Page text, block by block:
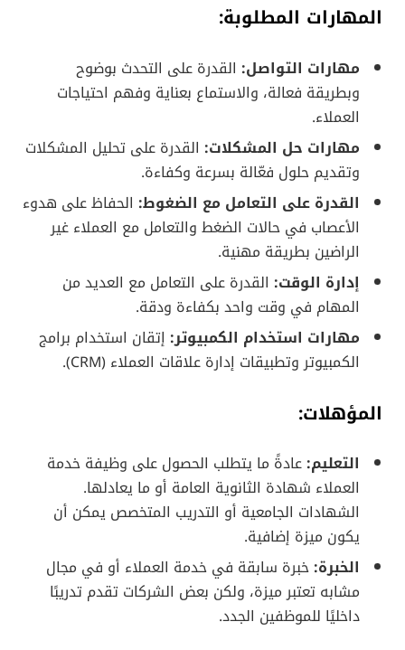
المهارات المطلوبة:
مهارات التواصل: القدرة على التحدث بوضوح
وبطريقة فعالة، والاستماع بعناية وفهم احتياجات
العملاء.
مهارات حل المشكلات: القدرة على تحليل المشكلات
وتقديم حلول فعّالة بسرعة وكفاءة.
القدرة على التعامل مع الضغوط: الحفاظ على هدوء
الأعصاب في حالات الضغط والتعامل مع العملاء غير
الراضين بطريقة مهنية.
إدارة الوقت: القدرة على التعامل مع العديد من
المهام في وقت واحد بكفاءة ودقة.
مهارات استخدام الكمبيوتر: إتقان استخدام برامج
الكمبيوتر وتطبيقات إدارة علاقات العملاء (CRM).
المؤهلات:
التعليم: عادةً ما يتطلب الحصول على وظيفة خدمة
العملاء شهادة الثانوية العامة أو ما يعادلها.
الشهادات الجامعية أو التدريب المتخصص يمكن أن
يكون ميزة إضافية.
الخبرة: خبرة سابقة في خدمة العملاء أو في مجال
مشابه تعتبر ميزة، ولكن بعض الشركات تقدم تدريبًا
داخليًا للموظفين الجدد.